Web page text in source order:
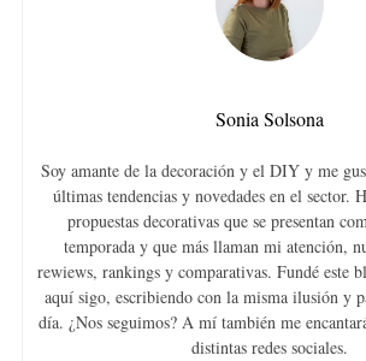
Sonia Solsona
Soy amante de la decoración y el DIY y me
últimas tendencias y novedades en el sector.
propuestas decorativas que se presentan
temporada y que más llaman mi atención,
rewiews, rankings y comparativas. Fundé este
aquí sigo, escribiendo con la misma ilusión y
día. ¿Nos seguimos? A mí también me
distintas redes sociales.